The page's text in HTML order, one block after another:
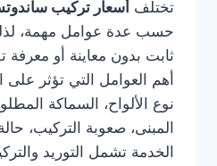
تختلف أسعار تركيب
حسب عدة عوامل مهمة،
ثابت بدون معاينة أو
أهم العوامل التي تؤثر
نوع الألواح، السماكة
المبنى، صعوبة التركيب،
الخدمة تشمل التوريد